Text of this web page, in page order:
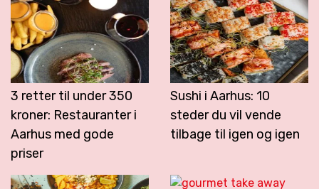
3 retter til under 350
kroner: Restauranter i
Aarhus med gode
priser
Sushi i Aarhus: 10
steder du vil vende
tilbage til igen og igen